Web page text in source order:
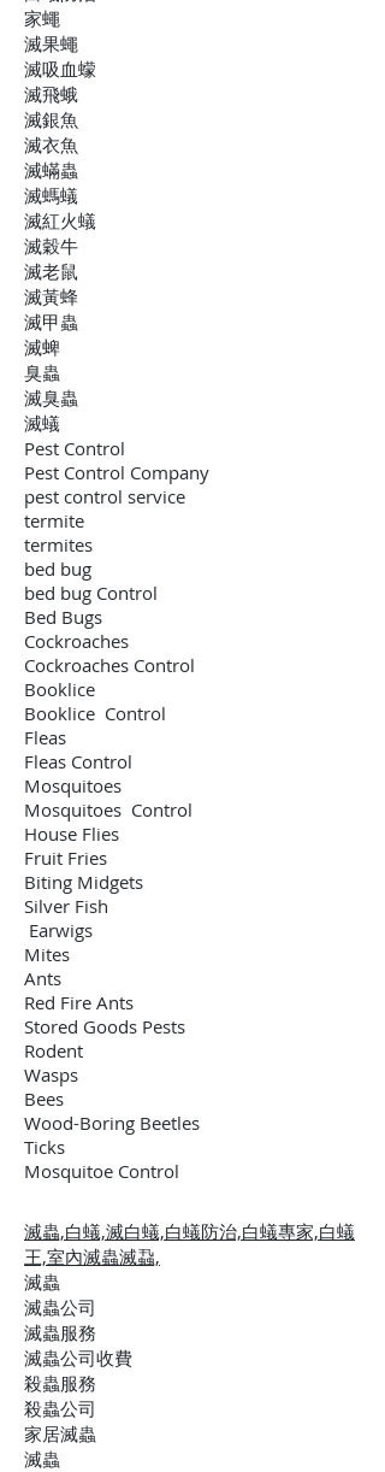
滅蟲,白蟻,滅白蟻,白蟻防治,白蟻專家,白蟻
王,室內滅蟲滅蝨,
滅蟲
滅蟲公司
滅蟲服務
滅蟲公司收費
殺蟲服務
殺蟲公司
家居滅蟲
滅蟲
家蠅
滅果蠅
滅吸血蠓
滅飛蛾
滅銀魚
滅衣魚
滅蟎蟲
滅螞蟻
滅紅火蟻
滅穀牛
滅老鼠
滅黃蜂
滅甲蟲
滅蜱
臭蟲
滅臭蟲
滅蟻
Pest Control
Pest Control Company
pest control service
termite
termites
bed bug
bed bug Control
Bed Bugs
Cockroaches
Cockroaches Control
Booklice
Booklice Control
Fleas
Fleas Control
Mosquitoes
Mosquitoes Control
House Flies
Fruit Fries
Biting Midgets
Silver Fish
Earwigs
Mites
Ants
Red Fire Ants
Stored Goods Pests
Rodent
Wasps
Bees
Wood-Boring Beetles
Ticks
Mosquitoe Control